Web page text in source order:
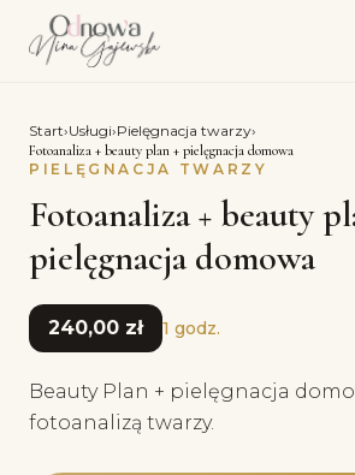
Start›Usługi›Pielęgnacja twarzy›
Fotoanaliza + beauty plan + pielęgnacja domowa
PIELĘGNACJA TWARZY
Fotoanaliza + beauty
pielęgnacja domowa
240,00 zł 1 godz.
Beauty Plan + pielęgnacja
fotoanalizą twarzy.